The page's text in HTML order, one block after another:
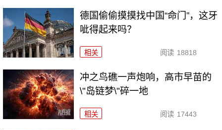
德国偷偷摸摸找中国“命门”，这牙
呲得起来吗？
相关 阅读 18818
冲之鸟礁一声炮响，高市早苗的
\"岛链梦\"碎一地
相关 阅读 17443